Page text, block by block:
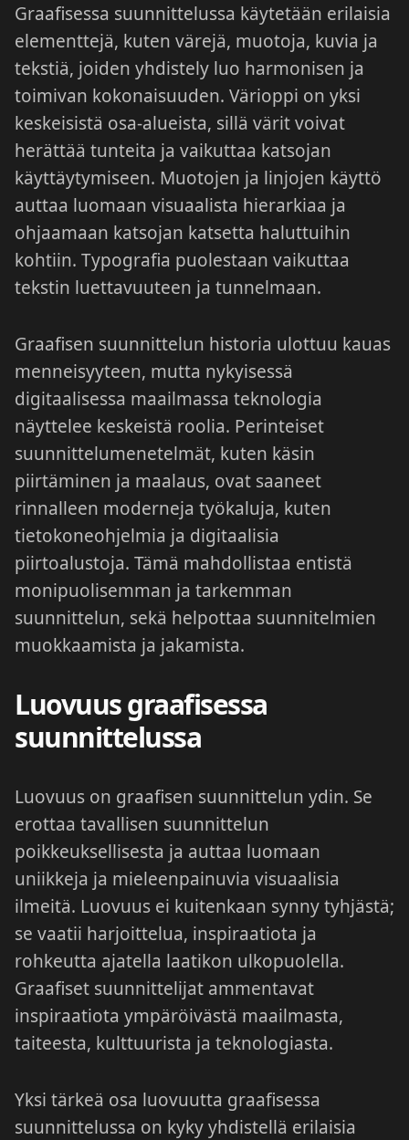
Graafisessa suunnittelussa käytetään erilaisia
elementtejä, kuten värejä, muotoja, kuvia ja
tekstiä, joiden yhdistely luo harmonisen ja
toimivan kokonaisuuden. Värioppi on yksi
keskeisistä osa-alueista, sillä värit voivat
herättää tunteita ja vaikuttaa katsojan
käyttäytymiseen. Muotojen ja linjojen käyttö
auttaa luomaan visuaalista hierarkiaa ja
ohjaamaan katsojan katsetta haluttuihin
kohtiin. Typografia puolestaan vaikuttaa
tekstin luettavuuteen ja tunnelmaan.
Graafisen suunnittelun historia ulottuu kauas
menneisyyteen, mutta nykyisessä
digitaalisessa maailmassa teknologia
näyttelee keskeistä roolia. Perinteiset
suunnittelumenetelmät, kuten käsin
piirtäminen ja maalaus, ovat saaneet
rinnalleen moderneja työkaluja, kuten
tietokoneohjelmia ja digitaalisia
piirtoalustoja. Tämä mahdollistaa entistä
monipuolisemman ja tarkemman
suunnittelun, sekä helpottaa suunnitelmien
muokkaamista ja jakamista.
Luovuus graafisessa
suunnittelussa
Luovuus on graafisen suunnittelun ydin. Se
erottaa tavallisen suunnittelun
poikkeuksellisesta ja auttaa luomaan
uniikkeja ja mieleenpainuvia visuaalisia
ilmeitä. Luovuus ei kuitenkaan synny tyhjästä;
se vaatii harjoittelua, inspiraatiota ja
rohkeutta ajatella laatikon ulkopuolella.
Graafiset suunnittelijat ammentavat
inspiraatiota ympäröivästä maailmasta,
taiteesta, kulttuurista ja teknologiasta.
Yksi tärkeä osa luovuutta graafisessa
suunnittelussa on kyky yhdistellä erilaisia